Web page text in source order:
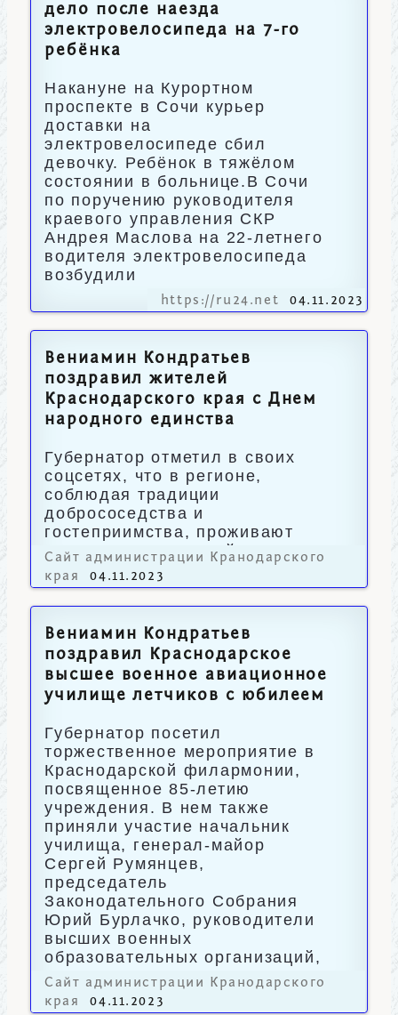
дело после наезда
электровелосипеда на 7-го
ребёнка
Накануне на Курортном
проспекте в Сочи курьер
доставки на
электровелосипеде сбил
девочку. Ребёнок в тяжёлом
состоянии в больнице.В Сочи
по поручению руководителя
краевого управления СКР
Андрея Маслова на 22-летнего
водителя электровелосипеда
возбудили
https://ru24.net 04.11.2023
Вениамин Кондратьев
поздравил жителей
Краснодарского края с Днем
народного единства
Губернатор отметил в своих
соцсетях, что в регионе,
соблюдая традиции
добрососедства и
гостеприимства, проживают
160 национальностей.
Сайт администрации Кранодарского
края
04.11.2023
Вениамин Кондратьев
поздравил Краснодарское
высшее военное авиационное
училище летчиков с юбилеем
Губернатор посетил
торжественное мероприятие в
Краснодарской филармонии,
посвященное 85-летию
учреждения. В нем также
приняли участие начальник
училища, генерал-майор
Сергей Румянцев,
председатель
Законодательного Собрания
Юрий Бурлачко, руководители
высших военных
образовательных организаций,
герои-выпускники.
Сайт администрации Кранодарского
края
04.11.2023